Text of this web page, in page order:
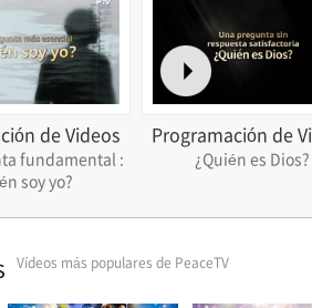
de Videos
fundamental :
soy yo?
Programación de
¿Quién es Dios?
Vídeos más populares de PeaceTV